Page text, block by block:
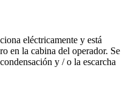
eléctricamente y está
en la cabina del operador. Se
y / o la escarcha